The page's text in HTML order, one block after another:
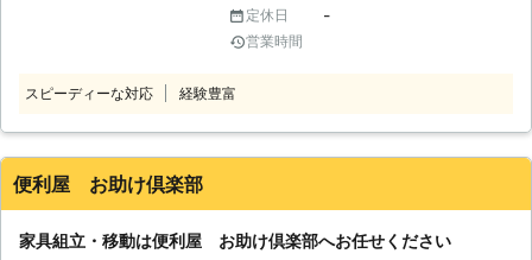
せんか。とくに一人暮らしだと家具を
ひとりで持つのは大変です。手伝って
めるということもあるかと思います。
たら重すぎて自分で作れない」 当店
定休日 -
営業時間
スピーディーな対応 経験豊富
便利屋 お助け倶楽部
家具組立・移動は便利屋 お助け倶楽部へお任せください